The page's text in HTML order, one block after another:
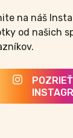
na náš
od našich